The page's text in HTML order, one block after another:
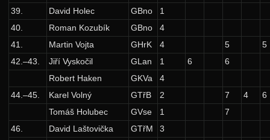
39.
David Holec GBno
1
40.
Roman Kozubík GBno
4
41.
Martin Vojta GHrK 4 5
5
42.–43.
Jiří Vyskočil GLan 1 6
6
Robert Haken
GKVa
4
44.–45.
Karel Volný GTřB 2 7 4
6
Tomáš Holubec
GVse 1
7
46.
David Laštovička GTřM
3
Zadání 1. série
Řešení
Výsledky
Zadání 2. série
Řešení
Výsledky
Zadání 3. série